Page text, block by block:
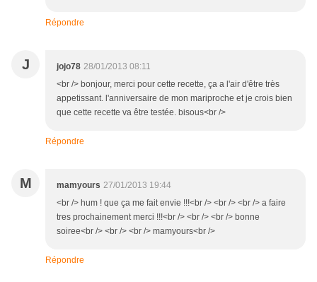
Répondre
J jojo78 28/01/2013 08:11
<br /> bonjour, merci pour cette recette, ça a l'air d'être très
appetissant. l'anniversaire de mon mariproche et je crois bien
que cette recette va être testée. bisous<br />
Répondre
M mamyours 27/01/2013 19:44
<br /> hum ! que ça me fait envie !!!<br /> <br /> <br /> a faire
tres prochainement merci !!!<br /> <br /> <br /> bonne
soiree<br /> <br /> <br /> mamyours<br />
Répondre